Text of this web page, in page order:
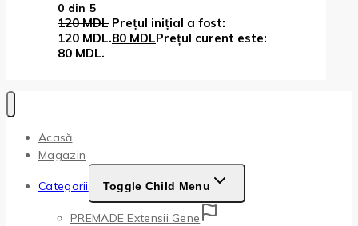
0 din 5
120MDL Prețul inițial a fost:
120 MDL.80 MDLPrețul curent este:
80 MDL.
Acasă
Magazin
Categorii Toggle Child Menu
PREMADE Extensii Gene